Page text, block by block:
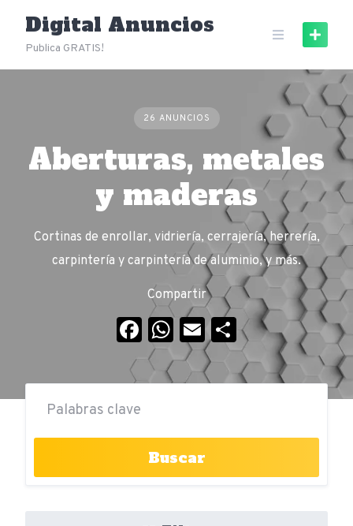
content
Digital Anuncios
Publica GRATIS!
26 ANUNCIOS
Aberturas, metales
y maderas
Cortinas de enrollar, vidriería, cerrajería, herrería,
carpintería y carpintería de aluminio, y más.
Compartir
Facebook
WhatsApp
EmailCompartir
Buscar